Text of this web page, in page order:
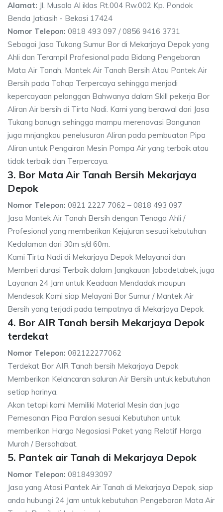
Alamat: Jl. Musola Al iklas Rt.004 Rw.002 Kp. Pondok
Benda Jatiasih - Bekasi 17424
Nomor Telepon: 0818 493 097 / 0856 9416 3731
Sebagai Jasa Tukang Sumur Bor di Mekarjaya Depok yang
Ahli dan Terampil Profesional pada Bidang Pengeboran
Mata Air Tanah, Mantek Air Tanah Bersih Atau Pantek Air
Bersih pada Tahap Terpercaya sehingga menjadi
kepercayaan pelanggan Bahwanya dalam Skill pekerja Bor
Aliran Air bersih di Tirta Nadi. Kami yang berawal dari Jasa
Tukang banugn sehingga mampu merenovasi Bangunan
juga mnjangkau penelusuran Aliran pada pembuatan Pipa
Aliran untuk Pengairan Mesin Pompa Air yang terbaik atau
tidak terbaik dan Terpercaya.
3. Bor Mata Air Tanah Bersih Mekarjaya
Depok
Nomor Telepon: 0821 2227 7062 – 0818 493 097
Jasa Mantek Air Tanah Bersih dengan Tenaga Ahli /
Profesional yang memberikan Kejujuran sesuai kebutuhan
Kedalaman dari 30m s/d 60m.
Kami Tirta Nadi di Mekarjaya Depok Melayanai dan
Memberi durasi Terbaik dalam Jangkauan Jabodetabek, juga
Layanan 24 Jam untuk Keadaan Mendadak maupun
Mendesak Kami siap Melayani Bor Sumur / Mantek Air
Bersih yang terjadi pada tempatnya di Mekarjaya Depok.
4. Bor AIR Tanah bersih Mekarjaya Depok
terdekat
Nomor Telepon: 082122277062
Terdekat Bor AIR Tanah bersih Mekarjaya Depok
Memberikan Kelancaran saluran Air Bersih untuk kebutuhan
setiap harinya.
Akan tetapi kami Memiliki Material Mesin dan Juga
Pemesanan Pipa Paralon sesuai Kebutuhan untuk
memberikan Harga Negosiasi Paket yang Relatif Harga
Murah / Bersahabat.
5. Pantek air Tanah di Mekarjaya Depok
Nomor Telepon: 0818493097
Jasa yang Atasi Pantek Air Tanah di Mekarjaya Depok, siap
anda hubungi 24 Jam untuk kebutuhan Pengeboran Mata Air